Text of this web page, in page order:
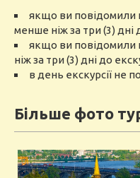
якщо ви повідомили
менше ніжза три (3) дні
якщо ви повідомили
ніж за три (3) дні до
в день екскурсії не
Більше фото